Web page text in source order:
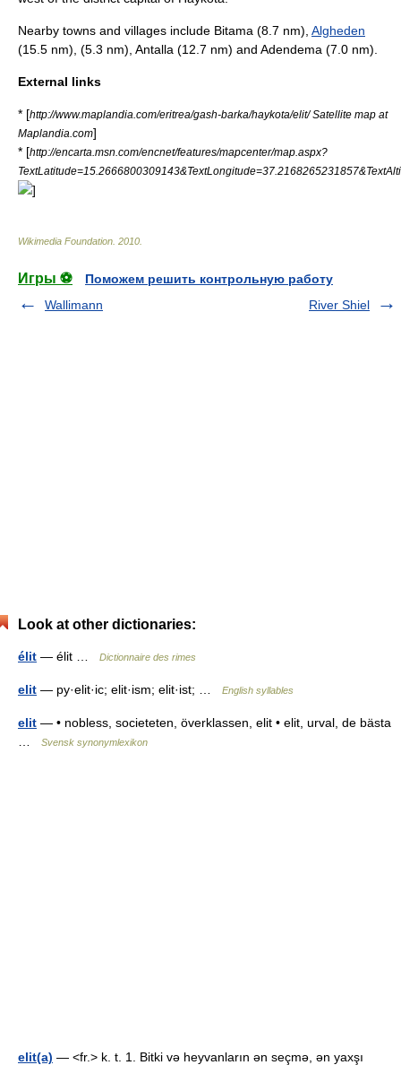
Nearby towns and villages include Bitama (8.7 nm), Algheden
(15.5 nm), (5.3 nm), Antalla (12.7 nm) and Adendema (7.0 nm).
External links
* [http://www.maplandia.com/eritrea/gash-barka/haykota/elit/ Satellite map at
Maplandia.com]
* [http://encarta.msn.com/encnet/features/mapcenter/map.aspx?
]
Wikimedia Foundation 2010
Игры ⚽
Поможем решить контрольную работу
Wallimann
River Shiel
Look at other dictionaries:
élit — élit … Dictionnaire des rimes
elit — py·elit·ic; elit·ism; elit·ist; … English syllables
elit — • nobless, societeten, överklassen, elit • elit, urval, de bästa
Svensk synonymlexikon
elit(a) — <fr.> k. t. 1. Bitki və heyvanların ən seçmə, ən yaxşı